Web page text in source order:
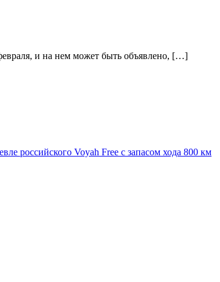
и на нем может быть объявлено, […]
российского Voyah Free с запасом хода 800 км